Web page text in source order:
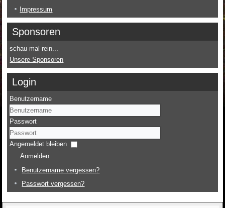
Impressum
Sponsoren
schau mal rein...
Unsere Sponsoren
Login
Benutzername
Passwort
Angemeldet bleiben
Anmelden
Benutzername vergessen?
Passwort vergessen?